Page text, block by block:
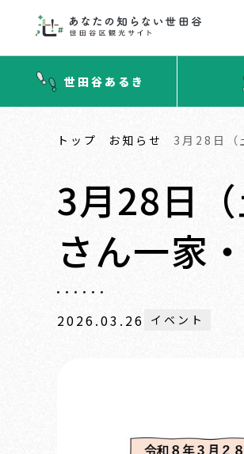
世田谷あるき
トップ お知らせ 3月28日（
3月28日
さん一家
2026.03.26 イベント